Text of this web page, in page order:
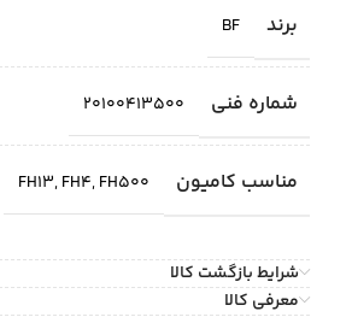
برند BF
شماره فنی 20100413500
مناسب کامیون FH13,FH4,FH500
شرایط بازگشت کالا
معرفی کالا